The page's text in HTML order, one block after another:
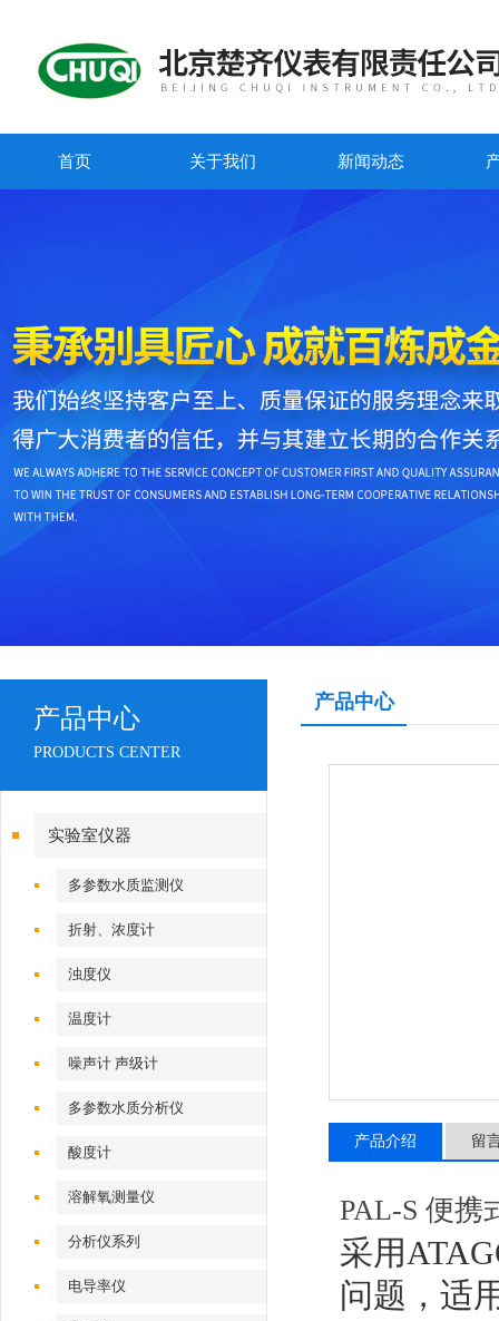
首页 关于我们 新闻动态
产品中心
PRODUCTS CENTER
实验室仪器
多参数水质监测仪
折射、浓度计
浊度仪
温度计
噪声计 声级计
多参数水质分析仪
酸度计
溶解氧测量仪
分析仪系列
电导率仪
产品中心
产品介绍 留
PAL-S 便携
采用
问题，适